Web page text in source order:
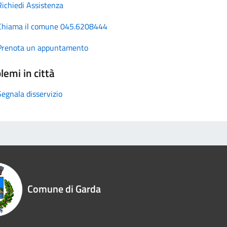
Assistenza
il comune 045.6208444
un appuntamento
in città
disservizio
Comune di Garda